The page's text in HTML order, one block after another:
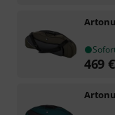
469 €